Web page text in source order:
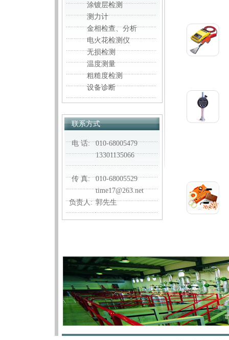
涂镀层检测
测力计
金相检查、分析
电火花检测仪
无损检测
温度测量
粗糙度检测
设备诊断
联系方式
电 话:
传 真:
负责人:
010-68005479
13301135066
010-68005529
time17@263.net
郭先生